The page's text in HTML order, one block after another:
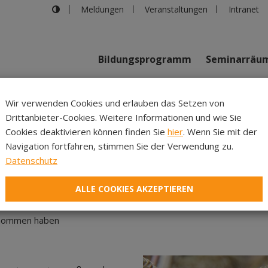
Meldungen Veranstaltungen Intranet
Bildungsprogramm
in Innsbruck
IST LIEBE, DIE
haben
Wir verwenden Cookies und erlauben das Setzen von
Drittanbieter-Cookies. Weitere Informationen und wie Sie
Cookies deaktivieren können finden Sie hier. Wenn Sie mit der
Navigation fortfahren, stimmen Sie der Verwendung zu.
Datenschutz
ALLE COOKIES AKZEPTIEREN